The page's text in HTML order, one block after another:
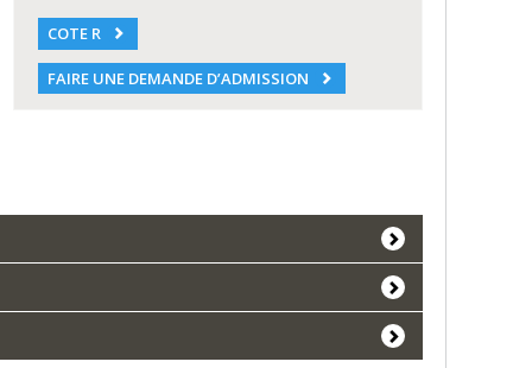
COTE R
FAIRE UNE DEMANDE D’ADMISSION